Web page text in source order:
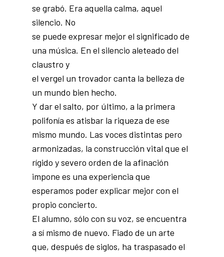
se grabó. Era aquella calma, aquel
silencio. No
se puede expresar mejor el significado de
una música. En el silencio aleteado del
claustro y
el vergel un trovador canta la belleza de
un mundo bien hecho.
Y dar el salto, por último, a la primera
polifonía es atisbar la riqueza de ese
mismo mundo. Las voces distintas pero
armonizadas, la construcción vital que el
rígido y severo orden de la afinación
impone es una experiencia que
esperamos poder explicar mejor con el
propio concierto.
El alumno, sólo con su voz, se encuentra
a sí mismo de nuevo. Fiado de un arte
que, después de siglos, ha traspasado el